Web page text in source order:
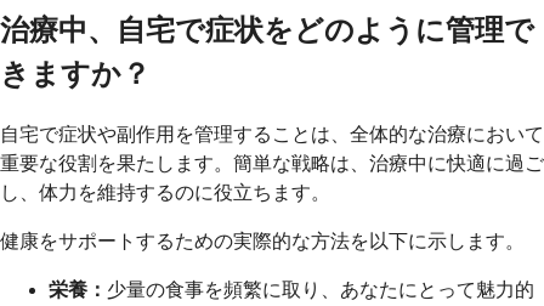
治療中、自宅で症状をどのように管理で
きますか？
自宅で症状や副作用を管理することは、全体的な治療において
重要な役割を果たします。簡単な戦略は、治療中に快適に過ご
し、体力を維持するのに役立ちます。
健康をサポートするための実際的な方法を以下に示します。
栄養： 少量の食事を頻繁に取り、あなたにとって魅力的